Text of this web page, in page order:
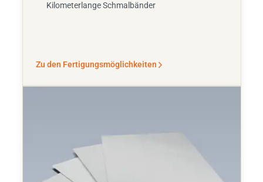
Kilometerlange Schmalbänder
Zu den Fertigungsmöglichkeiten